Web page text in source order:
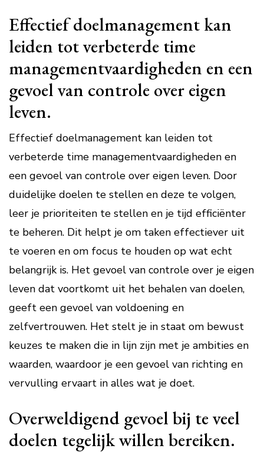
Effectief doelmanagement kan
leiden tot verbeterde time
managementvaardigheden en een
gevoel van controle over eigen
leven.
Effectief doelmanagement kan leiden tot
verbeterde time managementvaardigheden en
een gevoel van controle over eigen leven. Door
duidelijke doelen te stellen en deze te volgen,
leer je prioriteiten te stellen en je tijd efficiënter
te beheren. Dit helpt je om taken effectiever uit
te voeren en om focus te houden op wat echt
belangrijk is. Het gevoel van controle over je eigen
leven dat voortkomt uit het behalen van doelen,
geeft een gevoel van voldoening en
zelfvertrouwen. Het stelt je in staat om bewust
keuzes te maken die in lijn zijn met je ambities en
waarden, waardoor je een gevoel van richting en
vervulling ervaart in alles wat je doet.
Overweldigend gevoel bij te veel
doelen tegelijk willen bereiken.